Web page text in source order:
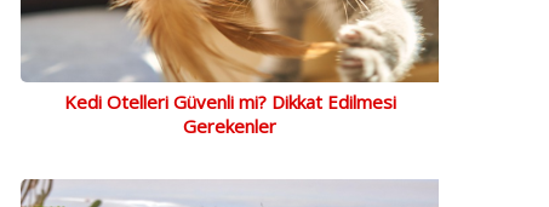
Kedi Otelleri Güvenli mi? Dikkat Edilmesi
Gerekenler